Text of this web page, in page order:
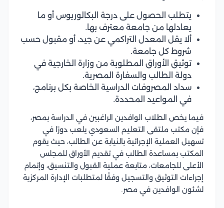
يتطلب الحصول على درجة البكالوريوس أو ما
يعادلها من جامعة معترف بها.
ألا يقل المعدل التراكمي عن جيد، أو مقبول حسب
شروط كل جامعة.
توثيق الأوراق المطلوبة من وزارة الخارجية في
دولة الطالب والسفارة المصرية.
سداد المصروفات الدراسية الخاصة بكل برنامج،
في المواعيد المحددة.
فيما يخص الطلاب الوافدين الراغبين في الدراسة بمصر،
فإن مكتب ملتقى التعليم السعودي يلعب دورًا في
تسهيل العملية الإجرائية بالنيابة عن الطالب، حيث يقوم
المكتب بمساعدة الطالب في تقديم الأوراق للمجلس
الأعلى للجامعات، متابعة عملية القبول والتنسيق، وإتمام
إجراءات التوثيق والتسجيل وفقًا لمتطلبات الإدارة المركزية
لشئون الوافدين في مصر.